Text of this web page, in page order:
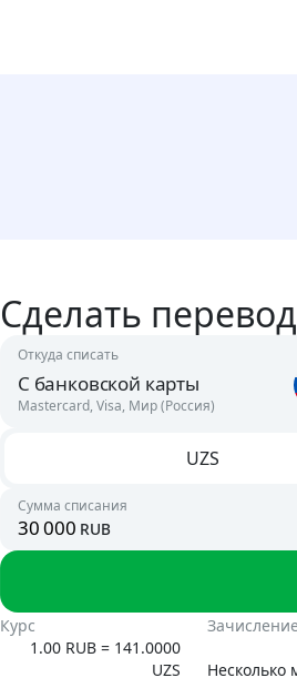
Сделать перевод
Откуда списать
С банковской карты
Mastercard, Visa, Мир (Россия)
RUB
Узбекистан
UZS
Сумма списания
rub
Курс
1.00 RUB = 141.0000
UZS
Несколько